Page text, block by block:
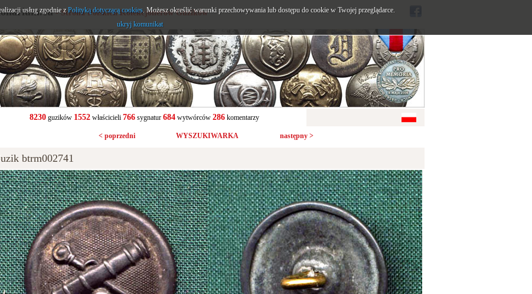
- Strona Polskich Kolekcjonerów Guzików
8230guzików 1552właścicieli 766sygnatur 684wytwórców 286komentarzy
< poprzedni WYSZUKIWARKA następny >
btrm002741
usług zgodnie zPolityką dotyczącą cookies. Możesz określić warunki przechowywania lub dostępu do cookie w Twojej przeglądarce.
ukryj komunikat